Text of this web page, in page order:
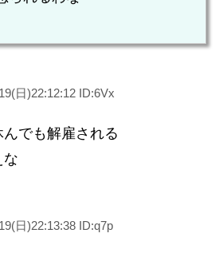
日)22:12:12 ID:6Vx
でも解雇される
な
日)22:13:38 ID:q7p